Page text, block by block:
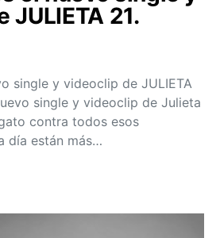
JULIETA 21.
single y videoclip de JULIETA
single y videoclip de Julieta
contra todos esos
día están más…